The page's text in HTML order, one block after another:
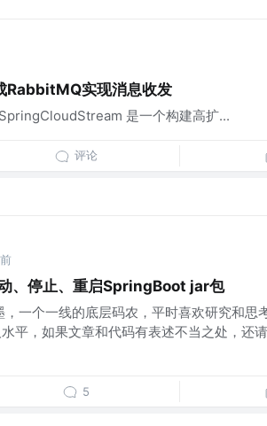
实现消息收发
是一个构建高扩...
评论
、停止、重启SpringBoot jar包
一个一线的底层码农，平时喜欢研究和思
平，如果文章和代码有表述不当之处，还
5